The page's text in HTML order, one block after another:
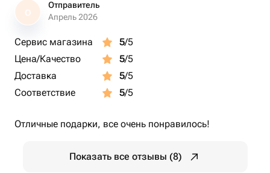
О
Отправитель
Апрель 2026
Сервис магазина 5/5
Цена/Качество
5/5
Доставка
5/5
Соответствие
5/5
Отличные подарки, все очень понравилось!
Показать все отзывы (8)